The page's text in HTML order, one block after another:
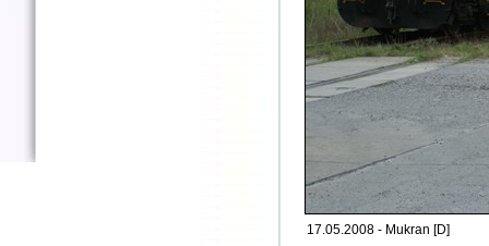
17.05.2008 - Mukran [D]